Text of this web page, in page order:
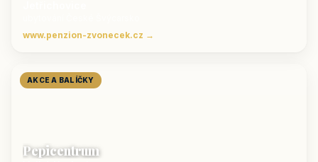
www.penzion-zvonecek.cz →
AKCE A BALÍČKY
Pepicentrum